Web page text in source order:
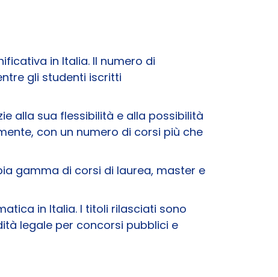
in Italia. Il numero di
gli studenti iscritti
alla sua flessibilità e alla possibilità
con un numero di corsi più che
gamma di corsi di laurea, master e
in Italia. I titoli rilasciati sono
legale per concorsi pubblici e